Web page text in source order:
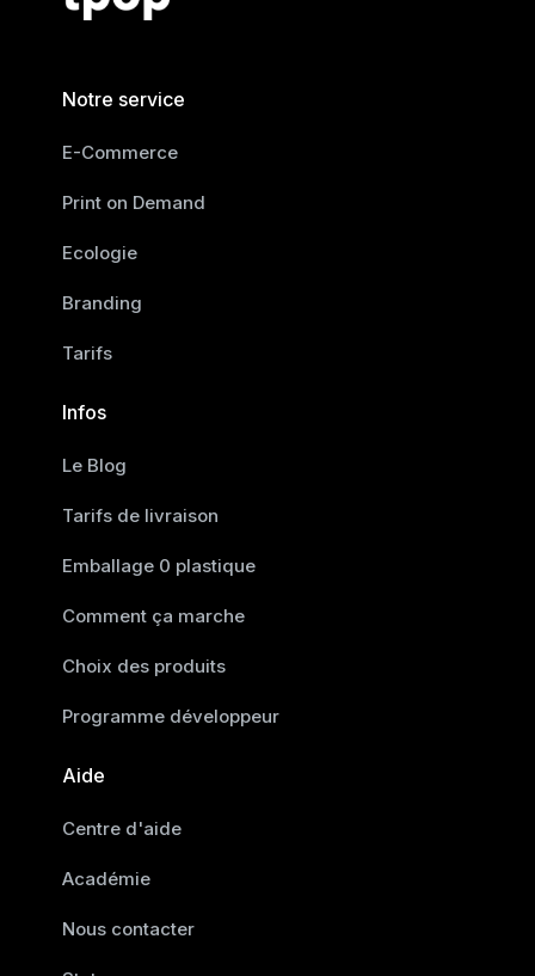
Notre service
E-Commerce
Print on Demand
Ecologie
Branding
Tarifs
Infos
Le Blog
Tarifs de livraison
Emballage 0 plastique
Comment ça marche
Choix des produits
Programme développeur
Aide
Centre d'aide
Académie
Nous contacter